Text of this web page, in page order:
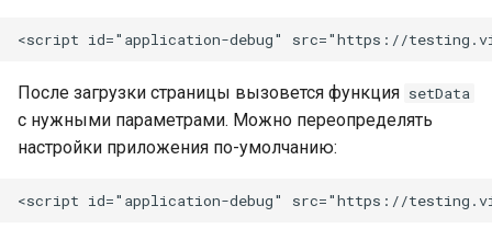
После загрузки страницы вызовется функция setData
с нужными параметрами. Можно переопределять
настройки приложения по-умолчанию: